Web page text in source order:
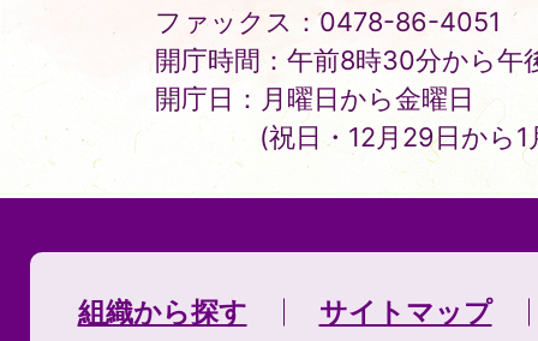
ファックス：0478-86-4051
開庁時間：午前8時30分から午
開庁日：月曜日から金曜日
(祝日・12月29日から
組織から探す サイトマップ